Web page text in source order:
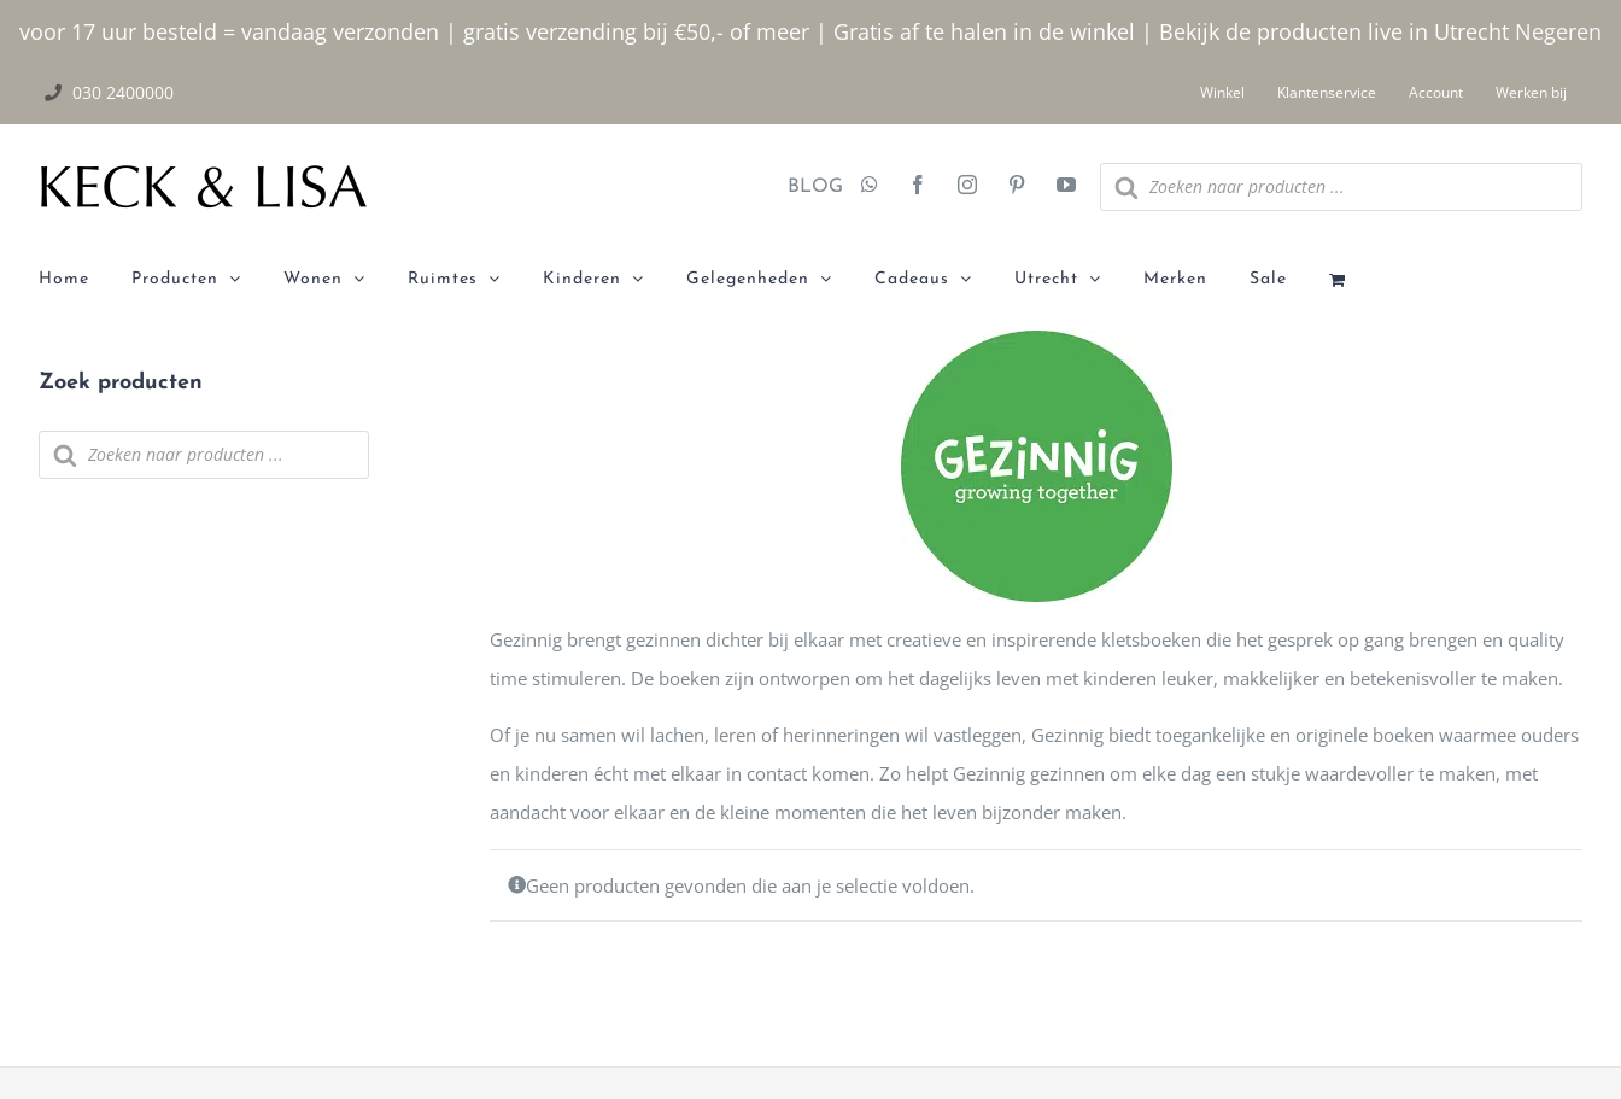
voor 17 uur besteld = vandaag verzonden | gratis verzending bij €50,- of meer | Gratis af te halen in de winkel | Bekijk de producten live in Utrecht Negeren
Ga naar inhoud
030 2400000 Winkel Klantenservice Account Werken bij
BLOG
Producten zoeken
Home Producten Wonen Ruimtes Kinderen Gelegenheden Cadeaus Utrecht Merken Sale
Gezinnig brengt gezinnen dichter bij elkaar met creatieve en inspirerende kletsboeken die het gesprek op gang brengen en quality
time stimuleren. De boeken zijn ontworpen om het dagelijks leven met kinderen leuker, makkelijker en betekenisvoller te maken.
Of je nu samen wil lachen, leren of herinneringen wil vastleggen, Gezinnig biedt toegankelijke en originele boeken waarmee ouders
en kinderen écht met elkaar in contact komen. Zo helpt Gezinnig gezinnen om elke dag een stukje waardevoller te maken, met
aandacht voor elkaar en de kleine momenten die het leven bijzonder maken.
Geen producten gevonden die aan je selectie voldoen.
Zoek producten
Producten zoeken